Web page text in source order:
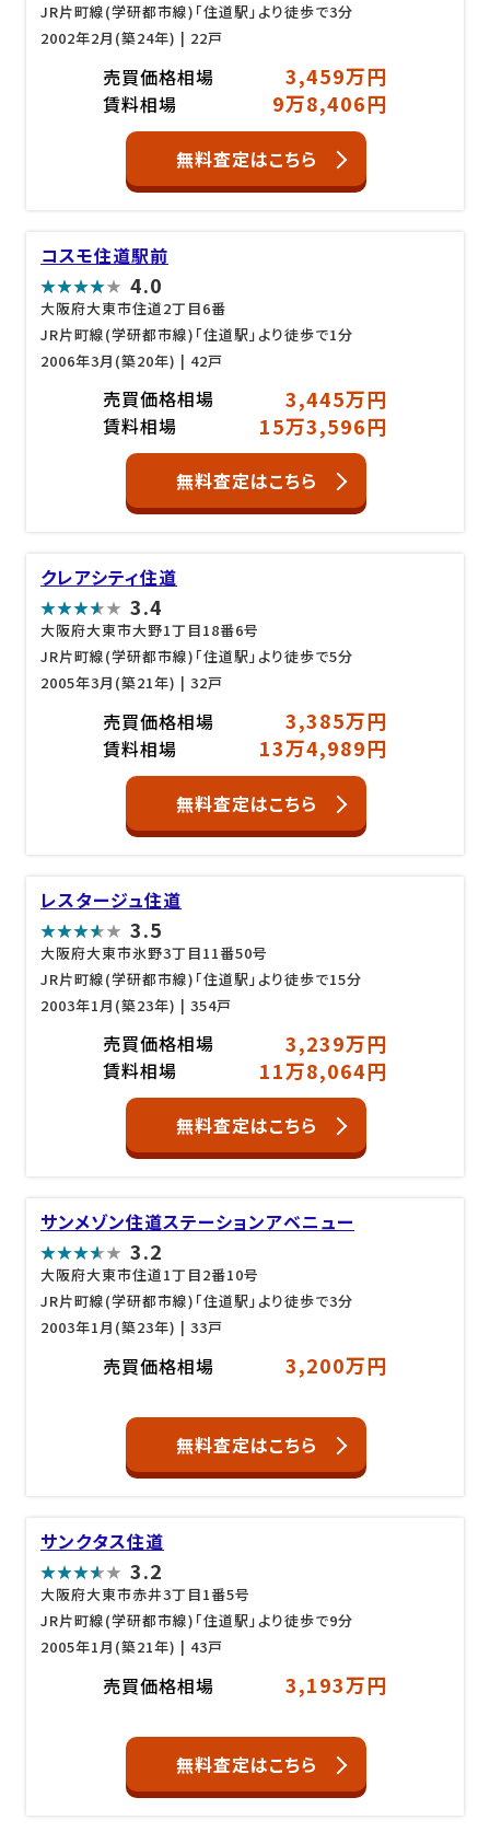
JR片町線(学研都市線)「住道駅」より徒歩で3分
2002年2月(築24年) | 22戸
売買価格相場 3,459万円
賃料相場 9万8,406円
無料査定はこちら
コスモ住道駅前
4.0
大阪府大東市住道2丁目6番
JR片町線(学研都市線)「住道駅」より徒歩で1分
2006年3月(築20年) | 42戸
売買価格相場 3,445万円
賃料相場 15万3,596円
無料査定はこちら
クレアシティ住道
3.4
大阪府大東市大野1丁目18番6号
JR片町線(学研都市線)「住道駅」より徒歩で5分
2005年3月(築21年) | 32戸
売買価格相場 3,385万円
賃料相場 13万4,989円
無料査定はこちら
レスタージュ住道
3.5
大阪府大東市氷野3丁目11番50号
JR片町線(学研都市線)「住道駅」より徒歩で15分
2003年1月(築23年) | 354戸
売買価格相場 3,239万円
賃料相場 11万8,064円
無料査定はこちら
サンメゾン住道ステーションアベニュー
3.2
大阪府大東市住道1丁目2番10号
JR片町線(学研都市線)「住道駅」より徒歩で3分
2003年1月(築23年) | 33戸
売買価格相場 3,200万円
無料査定はこちら
サンクタス住道
3.2
大阪府大東市赤井3丁目1番5号
JR片町線(学研都市線)「住道駅」より徒歩で9分
2005年1月(築21年) | 43戸
売買価格相場 3,193万円
無料査定はこちら